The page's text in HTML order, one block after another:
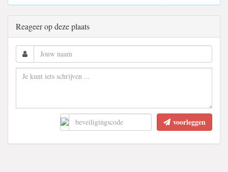
Reageer op deze plaats
voorleggen